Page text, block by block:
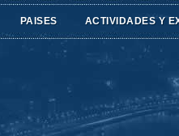
PAISES ACTIVIDADES Y